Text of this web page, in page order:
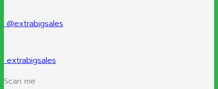
@extrabigsales
extrabigsales
Scan me